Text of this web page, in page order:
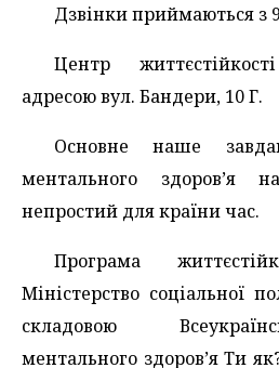
Дзвінки приймаються з
Центр
адресою вул. Бандери, 10 Г.
Основне наше
ментального здоров’я
непростий для країни час.
Програма
Міністерство соціальної
складовою
ментального здоров’я Ти